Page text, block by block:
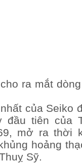
ra mắt
của Seiko
đầu tiên của
mở ra thời
hoảng
Sỹ.